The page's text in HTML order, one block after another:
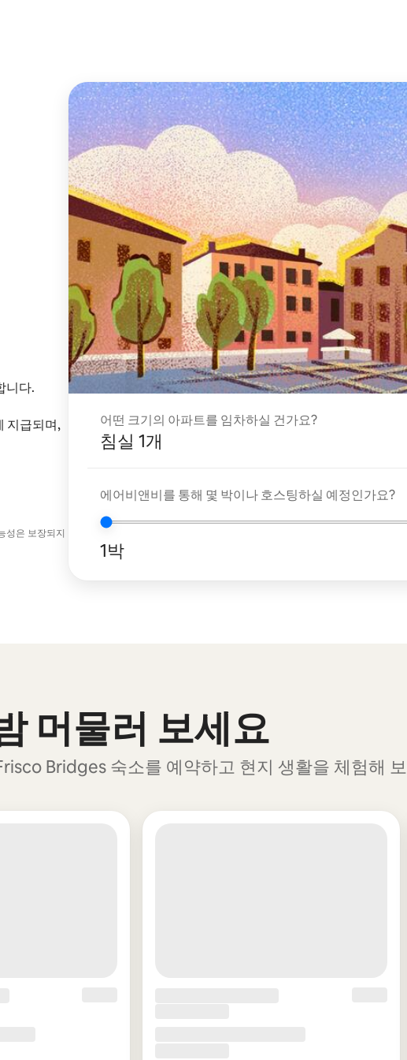
니다.
지급되며,
성은 보장되지
어떤 크기의 아파트를 임차하실 건가요?
침실 1개
에어비앤비를 통해 몇 박이나 호스팅하실 예정인가요?
1박
머물러 보세요
Bridges 숙소를 예약하고 현지 생활을 체험해